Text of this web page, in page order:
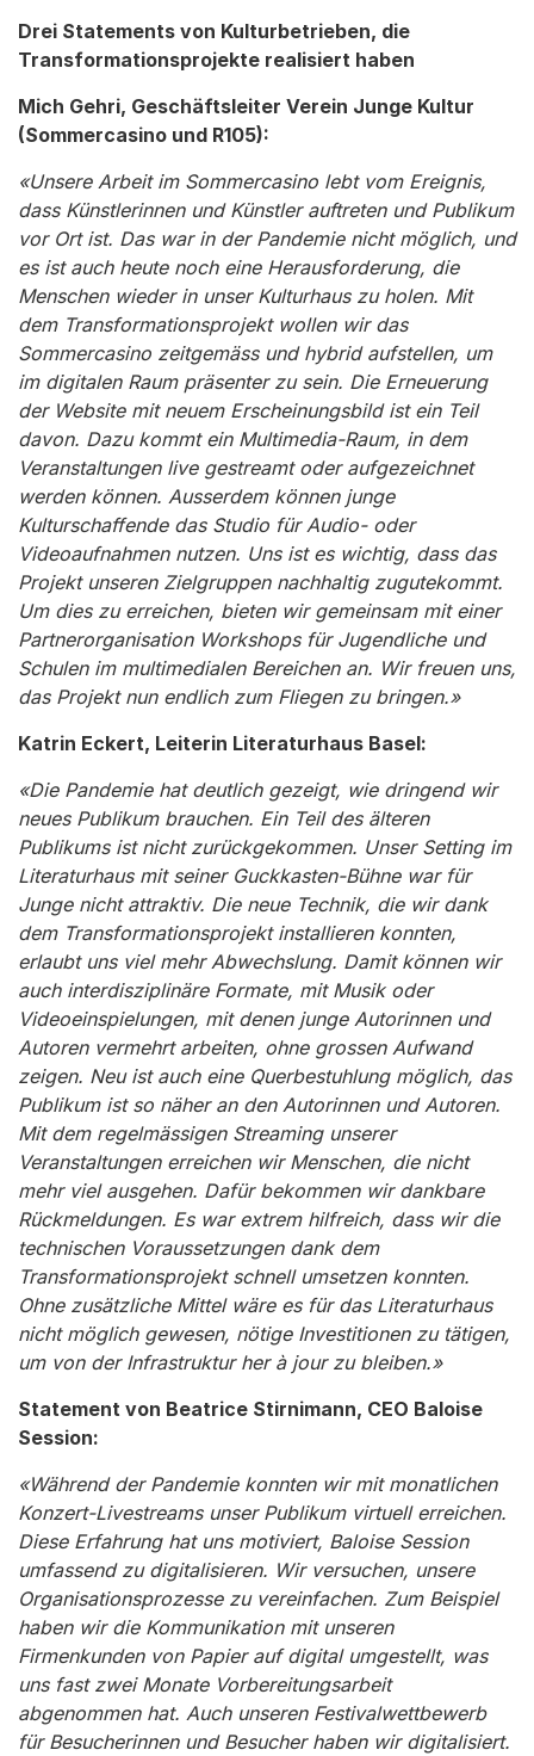
Drei Statements von Kulturbetrieben, die
Transformationsprojekte realisiert haben
Mich Gehri, Geschäftsleiter Verein Junge Kultur
(Sommercasino und R105):
«Unsere Arbeit im Sommercasino lebt vom Ereignis,
dass Künstlerinnen und Künstler auftreten und Publikum
vor Ort ist. Das war in der Pandemie nicht möglich, und
es ist auch heute noch eine Herausforderung, die
Menschen wieder in unser Kulturhaus zu holen. Mit
dem Transformationsprojekt wollen wir das
Sommercasino zeitgemäss und hybrid aufstellen, um
im digitalen Raum präsenter zu sein. Die Erneuerung
der Website mit neuem Erscheinungsbild ist ein Teil
davon. Dazu kommt ein Multimedia-Raum, in dem
Veranstaltungen live gestreamt oder aufgezeichnet
werden können. Ausserdem können junge
Kulturschaffende das Studio für Audio- oder
Videoaufnahmen nutzen. Uns ist es wichtig, dass das
Projekt unseren Zielgruppen nachhaltig zugutekommt.
Um dies zu erreichen, bieten wir gemeinsam mit einer
Partnerorganisation Workshops für Jugendliche und
Schulen im multimedialen Bereichen an. Wir freuen uns,
das Projekt nun endlich zum Fliegen zu bringen.»
Katrin Eckert, Leiterin Literaturhaus Basel:
«Die Pandemie hat deutlich gezeigt, wie dringend wir
neues Publikum brauchen. Ein Teil des älteren
Publikums ist nicht zurückgekommen. Unser Setting im
Literaturhaus mit seiner Guckkasten-Bühne war für
Junge nicht attraktiv. Die neue Technik, die wir dank
dem Transformationsprojekt installieren konnten,
erlaubt uns viel mehr Abwechslung. Damit können wir
auch interdisziplinäre Formate, mit Musik oder
Videoeinspielungen, mit denen junge Autorinnen und
Autoren vermehrt arbeiten, ohne grossen Aufwand
zeigen. Neu ist auch eine Querbestuhlung möglich, das
Publikum ist so näher an den Autorinnen und Autoren.
Mit dem regelmässigen Streaming unserer
Veranstaltungen erreichen wir Menschen, die nicht
mehr viel ausgehen. Dafür bekommen wir dankbare
Rückmeldungen. Es war extrem hilfreich, dass wir die
technischen Voraussetzungen dank dem
Transformationsprojekt schnell umsetzen konnten.
Ohne zusätzliche Mittel wäre es für das Literaturhaus
nicht möglich gewesen, nötige Investitionen zu tätigen,
um von der Infrastruktur her à jour zu bleiben.»
Statement von Beatrice Stirnimann, CEO Baloise
Session:
«Während der Pandemie konnten wir mit monatlichen
Konzert-Livestreams unser Publikum virtuell erreichen.
Diese Erfahrung hat uns motiviert, Baloise Session
umfassend zu digitalisieren. Wir versuchen, unsere
Organisationsprozesse zu vereinfachen. Zum Beispiel
haben wir die Kommunikation mit unseren
Firmenkunden von Papier auf digital umgestellt, was
uns fast zwei Monate Vorbereitungsarbeit
abgenommen hat. Auch unseren Festivalwettbewerb
für Besucherinnen und Besucher haben wir digitalisiert.